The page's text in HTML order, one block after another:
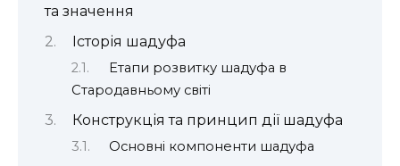
та значення
Історія шадуфа
Етапи розвитку шадуфа в
Стародавньому світі
Конструкція та принцип дії шадуфа
Основні компоненти шадуфа